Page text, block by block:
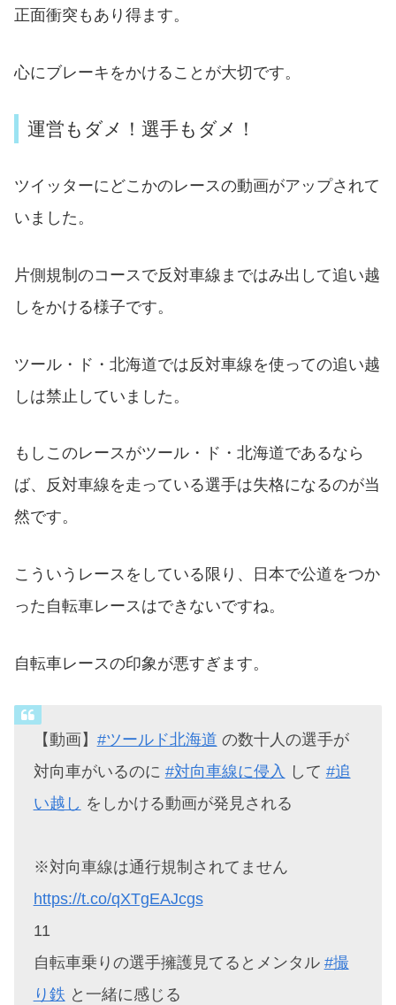
正面衝突もあり得ます。
心にブレーキをかけることが大切です。
運営もダメ！選手もダメ！
ツイッターにどこかのレースの動画がアップされて
いました。
片側規制のコースで反対車線まではみ出して追い越
しをかける様子です。
ツール・ド・北海道では反対車線を使っての追い越
しは禁止していました。
もしこのレースがツール・ド・北海道であるなら
ば、反対車線を走っている選手は失格になるのが当
然です。
こういうレースをしている限り、日本で公道をつか
った自転車レースはできないですね。
自転車レースの印象が悪すぎます。
【動画】 #ツールド北海道 の数十人の選手が
対向車がいるのに #対向車線に侵入 して #追
い越し をしかける動画が発見される
※対向車線は通行規制されてません
https://t.co/qXTgEAJcgs
11
自転車乗りの選手擁護見てるとメンタル #撮
り鉄 と一緒に感じる